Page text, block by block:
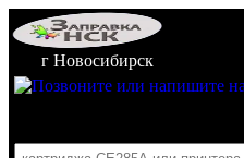
г Новосибирск